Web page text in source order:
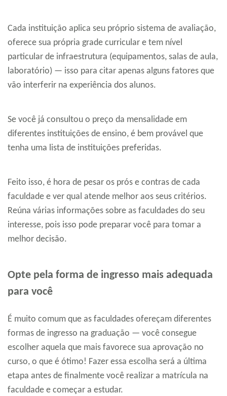
Cada instituição aplica seu próprio sistema de avaliação,
oferece sua própria grade curricular e tem nível
particular de infraestrutura (equipamentos, salas de aula,
laboratório) — isso para citar apenas alguns fatores que
vão interferir na experiência dos alunos.
Se você já consultou o preço da mensalidade em
diferentes instituições de ensino, é bem provável que
tenha uma lista de instituições preferidas.
Feito isso, é hora de pesar os prós e contras de cada
faculdade e ver qual atende melhor aos seus critérios.
Reúna várias informações sobre as faculdades do seu
interesse, pois isso pode preparar você para tomar a
melhor decisão.
Opte pela forma de ingresso mais adequada
para você
É muito comum que as faculdades ofereçam diferentes
formas de ingresso na graduação — você consegue
escolher aquela que mais favorece sua aprovação no
curso, o que é ótimo! Fazer essa escolha será a última
etapa antes de finalmente você realizar a matrícula na
faculdade e começar a estudar.